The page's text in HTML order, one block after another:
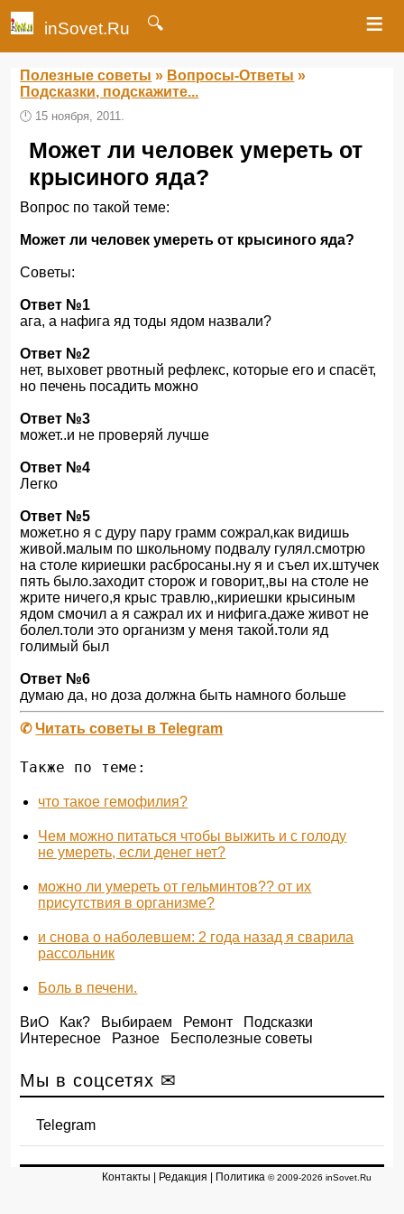
inSovet.Ru 🔍 ≡
Полезные советы » Вопросы-Ответы »
Подсказки, подскажите...
🕛 15 ноября, 2011.
Может ли человек умереть от
крысиного яда?
Вопрос по такой теме:
Может ли человек умереть от крысиного яда?
Советы:
Ответ №1
ага, а нафига яд тоды ядом назвали?
Ответ №2
нет, выховет рвотный рефлекс, которые его и спасёт,
но печень посадить можно
Ответ №3
может..и не проверяй лучше
Ответ №4
Легко
Ответ №5
может.но я с дуру пару грамм сожрал,как видишь
живой.малым по школьному подвалу гулял.смотрю
на столе кириешки расбросаны.ну я и съел их.штучек
пять было.заходит сторож и говорит,,вы на столе не
жрите ничего,я крыс травлю,,кириешки крысиным
ядом смочил а я сажрал их и нифига.даже живот не
болел.толи это организм у меня такой.толи яд
голимый был
Ответ №6
думаю да, но доза должна быть намного больше
✆Читать советы в Telegram
Также по теме:
что такое гемофилия?
Чем можно питаться чтобы выжить и с голоду
не умереть, если денег нет?
можно ли умереть от гельминтов?? от их
присутствия в организме?
и снова о наболевшем: 2 года назад я сварила
рассольник
Боль в печени.
ВиО Как? Выбираем Ремонт
Подсказки
Интересное
Разное Бесполезные советы
Мы в соцсетях ✉
Telegram
Контакты Редакция Политика © 2009-2026 inSovet.Ru